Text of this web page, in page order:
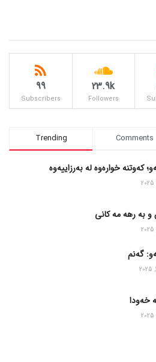
23.9k
Followers
99
Subscribers
Trending Comments
کەوتنە خوارەوە لە بەرزاییەوە
و به رهه مه کانی
گەنم
خەودا